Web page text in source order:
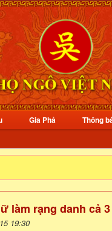
Gia Phả Thông
làm rạng danh cả
19:30